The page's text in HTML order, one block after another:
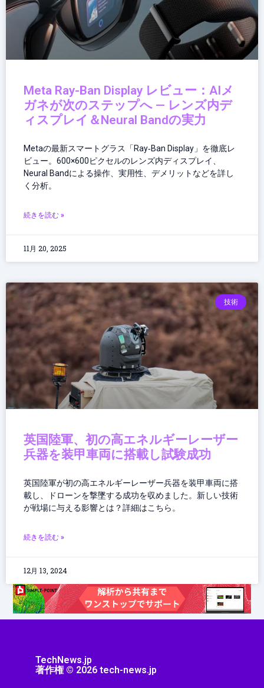
Meta Ray-Ban Display レビュー：AIメ
ガネが次のステップへ — レンズ内デ
ィスプレイ＆Neural Bandの実力
Metaの最新スマートグラス「Ray‑Ban Display」を徹底レ
ビュー。600×600ピクセルのレンズ内ディスプレイ、
Neural Bandによる操作、実用性、デメリットなどを詳し
く分析。
続きを読む »
11月 20, 2025
技術
英国陸軍、初の高エネルギーレーザー
兵器を装甲車両に搭載し試験成功
英国陸軍が初の高エネルギーレーザー兵器を装甲車両に搭
載し、ドローンを撃墜する成功を収めました。新しい技術
が戦場に与える影響とは？詳細はこちら。
続きを読む »
12月 13, 2024
TechNews.jp
著作権 © 2026 tech-news.jp